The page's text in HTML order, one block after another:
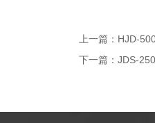
上一篇： HJD-
下一篇： JDS-